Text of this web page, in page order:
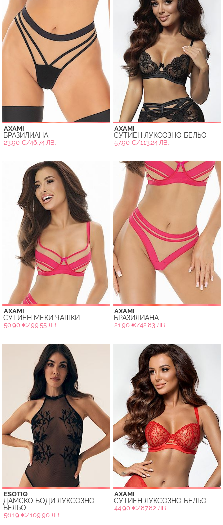
AXAMI
БРАЗИЛИАНА
23.90 €/46.74 ЛВ.
AXAMI
СУТИЕН ЛУКСОЗНО БЕЛЬО
57.90 €/113.24 ЛВ.
AXAMI
СУТИЕН МЕКИ ЧАШКИ
50.90 €/99.55 ЛВ.
AXAMI
БРАЗИЛИАНА
21.90 €/42.83 ЛВ.
ESOTIQ
ДАМСКО БОДИ ЛУКСОЗНО
БЕЛЬО
56.19 €/109.90 ЛВ.
AXAMI
СУТИЕН ЛУКСОЗНО БЕЛЬО
44.90 €/87.82 ЛВ.